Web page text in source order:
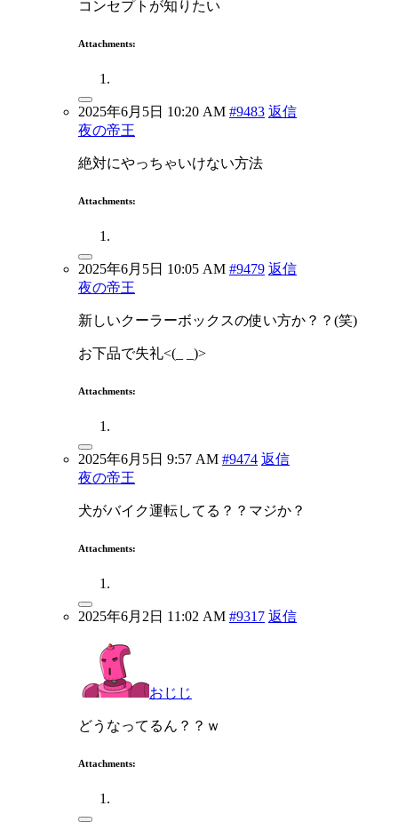
コンセプトが知りたい
Attachments:
2025年6月5日 10:20 AM #9483 返信
夜の帝王
絶対にやっちゃいけない方法
Attachments:
2025年6月5日 10:05 AM #9479 返信
夜の帝王
新しいクーラーボックスの使い方か？？(笑)
お下品で失礼<(_ _)>
Attachments:
2025年6月5日 9:57 AM #9474 返信
夜の帝王
犬がバイク運転してる？？マジか？
Attachments:
2025年6月2日 11:02 AM #9317 返信
おじじ
どうなってるん？？ｗ
Attachments: